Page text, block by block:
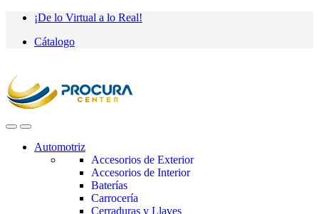
Saltar
navegación
saltar
contenido
¡De lo Virtual a lo Real!
Cátalogo
Automotriz
Accesorios de Exterior
Accesorios de Interior
Baterías
Carrocería
Cerraduras y Llaves